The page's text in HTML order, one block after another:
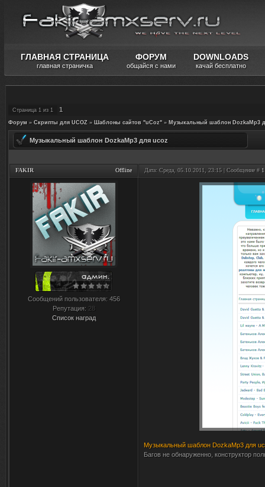
ГЛАВНАЯ СТРАНИЦА
главная страничка
ФОРУМ
общайся с нами
DOWNLOADS
качай бесплатно
Страница 1 из 1 1
Форум » Скрипты для UCOZ » Шаблоны сайтов "uCoz" » Музыкальный шаблон DozkaMp3
Музыкальный шаблон DozkaMp3 для ucoz
FAKIR Offline Дата: Среда, 05.10.2011, 23:15 | Сообщение # 1
Сообщений пользователя: 456
Репутация: 28
Список наград
Музыкальный шаблон DozkaMp3 для
Багов не обнаруженно, конструктор